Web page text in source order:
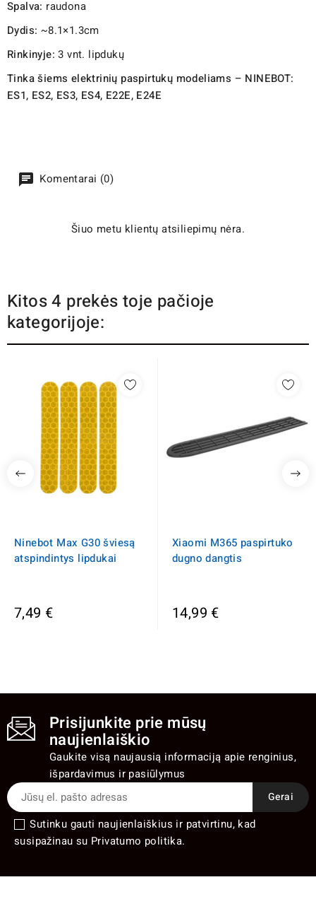
Spalva: raudona
Dydis: ~8.1×1.3cm
Rinkinyje: 3 vnt. lipdukų
Tinka šiems elektrinių paspirtukų modeliams – NINEBOT:
ES1, ES2, ES3, ES4, E22E, E24E
Komentarai (0)
Šiuo metu klientų atsiliepimų nėra.
Kitos 4 prekės toje pačioje
kategorijoje:
Ninebot Max G30 šviesą
atspindintys lipdukai
7,49 €
Xiaomi M365 paspirtuko
dugno dangtis
14,99 €
Prisijunkite prie mūsų
naujienlaiškio
Gaukite visą naujausią informaciją apie renginius,
išpardavimus ir pasiūlymus
Sutinku gauti naujienlaiškius ir patvirtinu, kad
susipažinau su Privatumo politika.